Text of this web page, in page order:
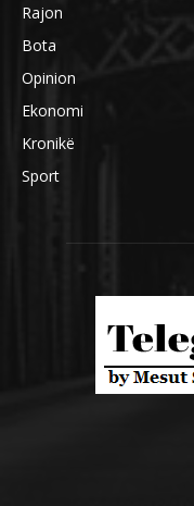
Rajon
Bota
Opinion
Ekonomi
Kronikë
Sport